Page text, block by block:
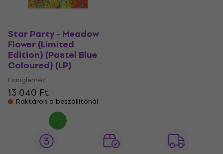
Star Party - Meadow
Flower (Limited
Edition) (Pastel Blue
Coloured) (LP)
Hanglemez
13 040 Ft
Raktáron a beszállítónál